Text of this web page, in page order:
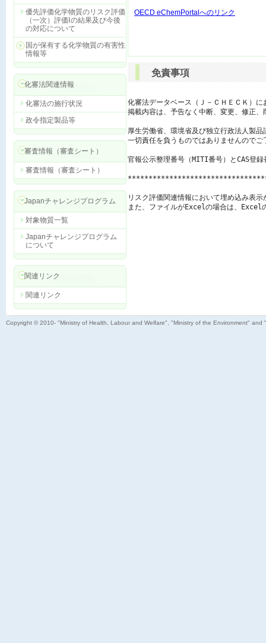
優先評価化学物質のリスク評価
（一次）評価Ⅰの結果及び今後
の対応について
国が保有する化学物質の有害性
情報等
化審法関連情報
化審法の施行状況
政令指定製品等
審査情報（審査シート）
審査情報（審査シート）
Japanチャレンジプログラム
対象物質一覧
Japanチャレンジプログラム
について
関連リンク
関連リンク
OECD eChemPortalへのリンク
免責事項
化審法データベース（Ｊ－ＣＨＥＣＫ）
掲載内容は、予告なく中断、変更、修正
厚生労働省、環境省及び独立行政法人製
一切責任を負うものではありませんのでご
官報公示整理番号（MITI番号）とCAS登
リスク評価関連情報において埋め込み表
また、ファイルがExcelの場合は、Excel
Copyright © 2010- "Ministry of Health, Labour and Welfare", "Ministry of the Environment"